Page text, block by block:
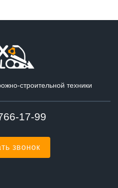
строительной техники
17-99
звонок